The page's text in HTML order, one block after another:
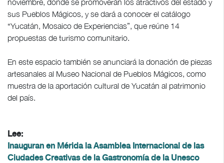
noviembre, donde se promoverán los atractivos del estado y
sus Pueblos Mágicos, y se dará a conocer el catálogo
“Yucatán, Mosaico de Experiencias”, que reúne 14
propuestas de turismo comunitario.
En este espacio también se anunciará la donación de piezas
artesanales al Museo Nacional de Pueblos Mágicos, como
muestra de la aportación cultural de Yucatán al patrimonio
del país.
Lee:
Inauguran en Mérida la Asamblea Internacional de las
Ciudades Creativas de la Gastronomía de la Unesco